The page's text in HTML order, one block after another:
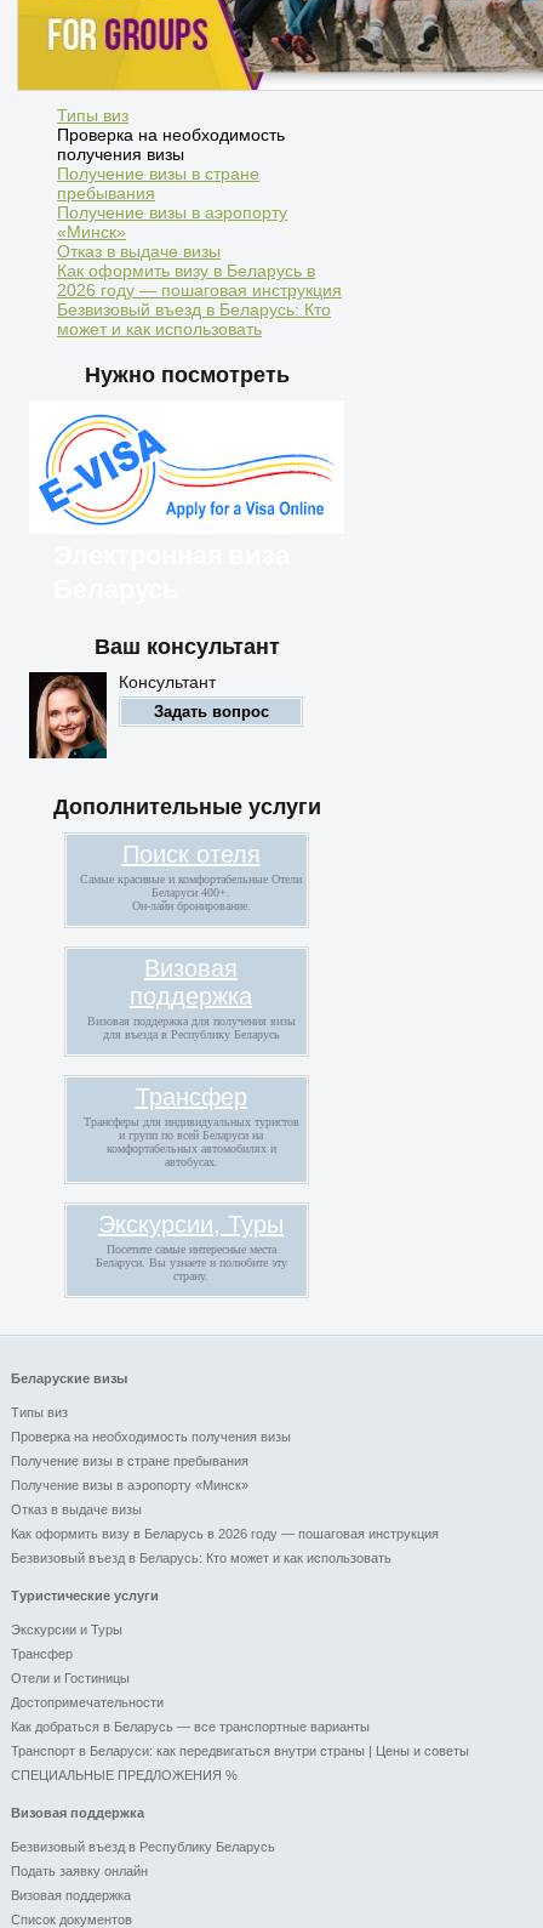
Типы виз
Проверка на необходимость
получения визы
Получение визы в стране
пребывания
Получение визы в аэропорту
«Минск»
Отказ в выдаче визы
Как оформить визу в Беларусь в
2026 году — пошаговая инструкция
Безвизовый въезд в Беларусь: Кто
может и как использовать
Нужно посмотреть
Иностранцы могут
въезжать в Беларусь по
электронной визе
Ваш консультант
Консультант
Задать вопрос
Дополнительные услуги
Поиск отеля
Самые красивые и комфортабельные Отели
Беларуси 400+.
Он-лайн бронирование.
Визовая
поддержка
Визовая поддержка для получения визы
для въезда в Республику Беларусь
Трансфер
Трансферы для индивидуальных туристов
и групп по всей Беларуси на
комфортабельных автомобилях и
автобусах.
Экскурсии, Туры
Посетите самые интересные места
Беларуси. Вы узнаете и полюбите эту
страну.
Беларуские визы
Типы виз
Проверка на необходимость получения визы
Получение визы в стране пребывания
Получение визы в аэропорту «Минск»
Отказ в выдаче визы
Как оформить визу в Беларусь в 2026 году — пошаговая инструкция
Безвизовый въезд в Беларусь: Кто может и как использовать
Туристические услуги
Экскурсии и Туры
Трансфер
Отели и Гоcтиницы
Достопримечательности
Как добраться в Беларусь — все транспортные варианты
Транспорт в Беларуси: как передвигаться внутри страны | Цены и советы
СПЕЦИАЛЬНЫЕ ПРЕДЛОЖЕНИЯ %
Визовая поддержка
Безвизовый въезд в Республику Беларусь
Подать заявку онлайн
Визовая поддержка
Список документов